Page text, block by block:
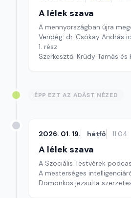
A lélek szava
A mennyországban újra
Vendég: dr. Csókay András
1. rész
Szerkesztő: Krúdy Tamás és
ÉPP EZT AZ ADÁST NÉZED
2026. 01. 19. hétfő 11:04
A lélek szava
A Szociális Testvérek
A mesterséges
Domonkos jezsuita